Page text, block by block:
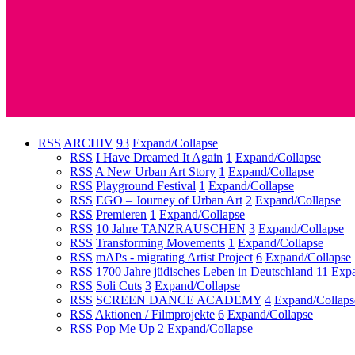
RSS ARCHIV 93 Expand/Collapse
RSS I Have Dreamed It Again 1 Expand/Collapse
RSS A New Urban Art Story 1 Expand/Collapse
RSS Playground Festival 1 Expand/Collapse
RSS EGO – Journey of Urban Art 2 Expand/Collapse
RSS Premieren 1 Expand/Collapse
RSS 10 Jahre TANZRAUSCHEN 3 Expand/Collapse
RSS Transforming Movements 1 Expand/Collapse
RSS mAPs - migrating Artist Project 6 Expand/Collapse
RSS 1700 Jahre jüdisches Leben in Deutschland 11
RSS Soli Cuts 3 Expand/Collapse
RSS SCREEN DANCE ACADEMY 4 Expand/
RSS Aktionen / Filmprojekte 6 Expand/Collapse
RSS Pop Me Up 2 Expand/Collapse